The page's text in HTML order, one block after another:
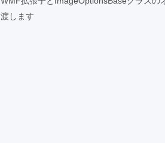
渡します